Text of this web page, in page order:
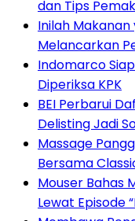
dan Tips
Inilah
Melancarkan
Indomarco
Diperiksa KPK
BEI Perbarui
Delisting Jadi
Massage
Bersama
Mouser Bahas
Lewat Episode